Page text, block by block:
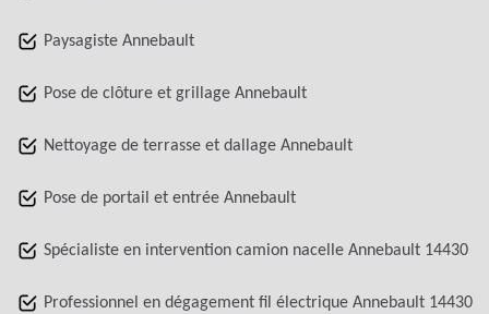
Paysagiste Annebault
Pose de clôture et grillage Annebault
Nettoyage de terrasse et dallage Annebault
Pose de portail et entrée Annebault
Spécialiste en intervention camion nacelle Annebault 14430
Professionnel en dégagement fil électrique Annebault 14430